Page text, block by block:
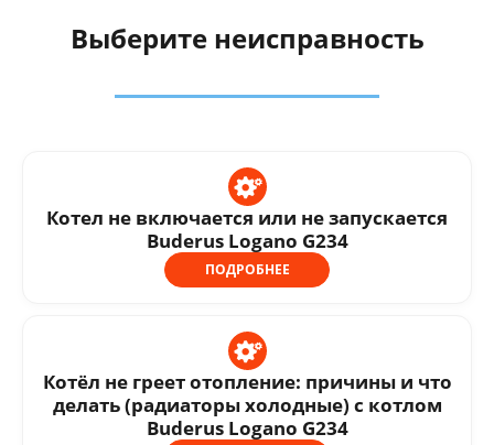
Выберите неисправность
Котел не включается или не запускается
Buderus Logano G234
ПОДРОБНЕЕ
Котёл не греет отопление: причины и что
делать (радиаторы холодные) с котлом
Buderus Logano G234